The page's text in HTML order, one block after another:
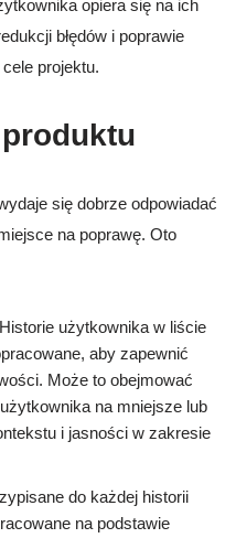
opiera się na ich
błędów i poprawie
projektu.
się dobrze odpowiadać
na poprawę. Oto
Historie użytkownika w liście
aby zapewnić
Może to obejmować
na mniejsze lub
i jasności w zakresie
do każdej historii
na podstawie